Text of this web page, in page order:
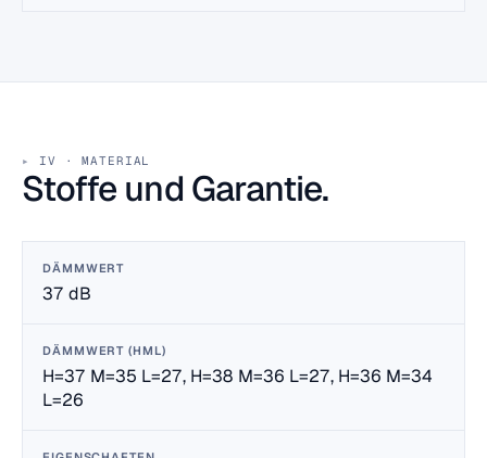
IV · MATERIAL
Stoffe und Garantie.
DÄMMWERT
37 dB
DÄMMWERT (HML)
H=37 M=35 L=27, H=38 M=36 L=27, H=36 M=34
L=26